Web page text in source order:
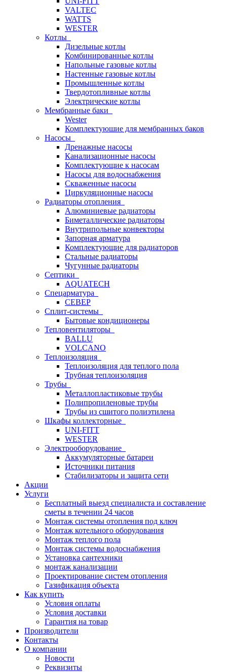
VALTEC
WATTS
WESTER
Котлы
Дизельные котлы
Комбинированные котлы
Напольные газовые котлы
Настенные газовые котлы
Промышленные котлы
Твердотопливные котлы
Электрические котлы
Мембранные баки
Wester
Комплектуюшие для мембранных баков
Насосы
Дренажные насосы
Канализационные насосы
Комплектующие к насосам
Насосы для водоснабжения
Скваженные насосы
Циркуляционные насосы
Радиаторы отопления
Алюминиевые радиаторы
Биметаллические радиаторы
Внутрипольные конвекторы
Запорная арматура
Комплектующие для радиаторов
Стальные радиаторы
Чугунные радиаторы
Септики
AQUATECH
Спецарматура
СЕВЕР
Сплит-системы
Бытовые кондиционеры
Тепловентиляторы
BALLU
VOLCANO
Теплоизоляция
Теплоизоляция для теплого пола
Трубная теплоизоляция
Трубы
Металлопластиковые трубы
Полипропиленовые трубы
Трубы из сшитого полиэтилена
Шкафы коллекторные
UNI-FITT
WESTER
Электрооборудование
Аккумуляторные батареи
Источники питания
Стабилизаторы и защита сети
Акции
Услуги
Бесплатный выезд специалиста и составление
сметы в течении 24 часов
Монтаж системы отопления под ключ
Монтаж котельного оборудования
Монтаж теплого пола
Монтаж системы водоснабжения
Установка сантехники
монтаж канализации
Проектирование систем отопления
Газификация объекта
Как купить
Условия оплаты
Условия доставки
Гарантия на товар
Производители
Контакты
О компании
Новости
Реквизиты